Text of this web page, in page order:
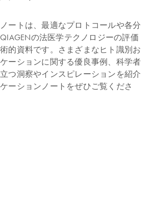
ートは、最適なプロトコールや各分
の法医学テクノロジーの評価
的資料です。さまざまなヒト識別お
ーションに関する優良事例、科学者
つ洞察やインスピレーションを紹介
ーションノートをぜひご覧くださ